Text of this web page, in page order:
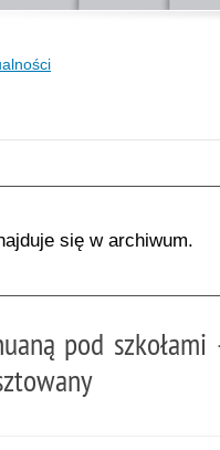
się w archiwum.
pod